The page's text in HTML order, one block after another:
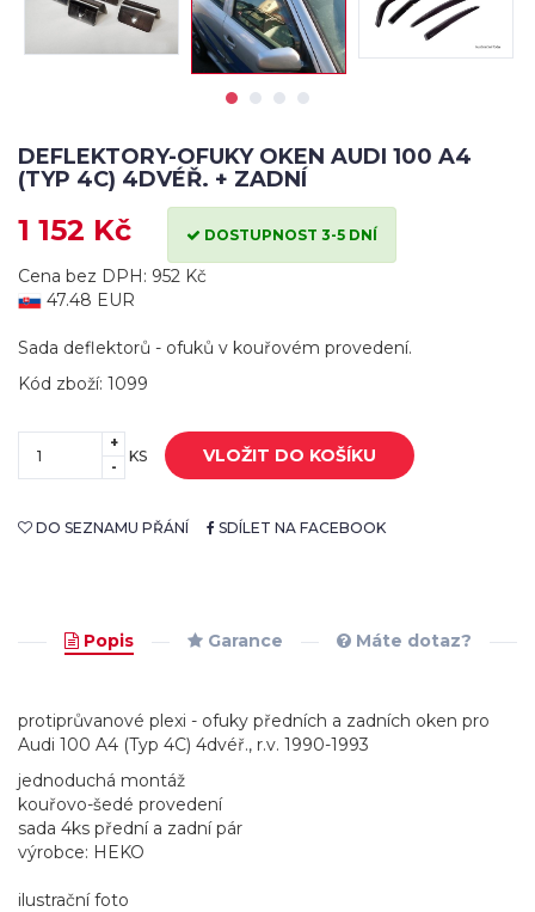
DEFLEKTORY-OFUKY OKEN AUDI 100 A4
(TYP 4C) 4DVÉŘ. + ZADNÍ
1 152 Kč DOSTUPNOST 3-5 DNÍ
Cena bez DPH: 952 Kč
47.48 EUR
Sada deflektorů - ofuků v kouřovém provedení.
Kód zboží: 1099
+
-
KS VLOŽIT DO KOŠÍKU
DO SEZNAMU PŘÁNÍ SDÍLET NA FACEBOOK
Popis Garance Máte dotaz?
protiprůvanové plexi - ofuky předních a zadních oken pro
Audi 100 A4 (Typ 4C) 4dvéř., r.v. 1990-1993
jednoduchá montáž
kouřovo-šedé provedení
sada 4ks přední a zadní pár
výrobce: HEKO
ilustrační foto